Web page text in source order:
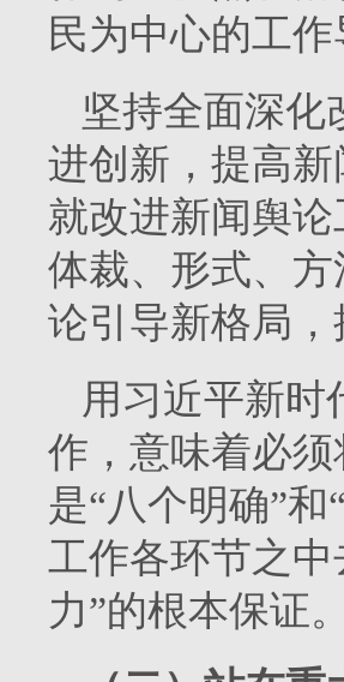
民为中心的工作
坚持全面深化
进创新，提高
就改进新闻舆
体裁、形式、
论引导新格局
用习近平新时
作，意味着必
是“八个明确”
工作各环节之
力”的根本保证。